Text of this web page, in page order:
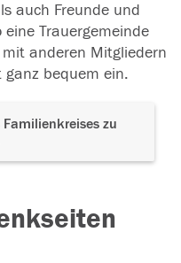
auch Freunde und
Trauergemeinde
anderen Mitgliedern
bequem ein.
zu